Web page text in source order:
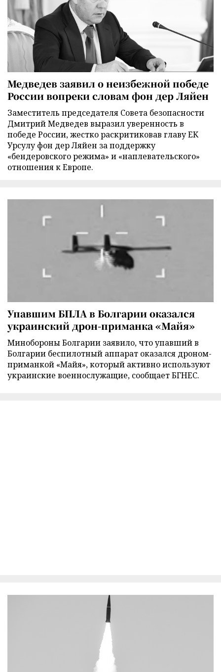
Медведев заявил о неизбежной победе
России вопреки словам фон дер Ляйен
Заместитель председателя Совета безопасности
Дмитрий Медведев выразил уверенность в
победе России, жестко раскритиковав главу ЕК
Урсулу фон дер Ляйен за поддержку
«бендеровского режима» и «наплевательского»
отношения к Европе.
Упавшим БПЛА в Болгарии оказался
украинский дрон-приманка «Майя»
Минобороны Болгарии заявило, что упавший в
Болгарии беспилотный аппарат оказался дроном-
приманкой «Майя», который активно используют
украинские военнослужащие, сообщает БГНЕС.